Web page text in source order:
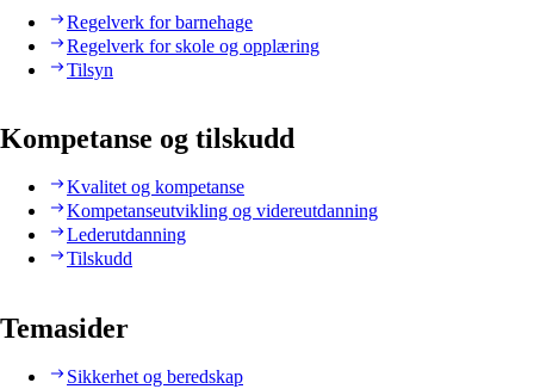
Regelverk for barnehage
Regelverk for skole og opplæring
Tilsyn
Kompetanse og tilskudd
Kvalitet og kompetanse
Kompetanseutvikling og videreutdanning
Lederutdanning
Tilskudd
Temasider
Sikkerhet og beredskap